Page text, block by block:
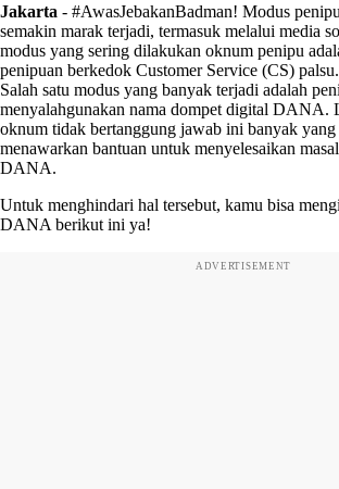
Jakarta - #AwasJebakanBadman! Modus
semakin marak terjadi, termasuk melalui media
modus yang sering dilakukan oknum penipu
penipuan berkedok Customer Service (CS) palsu.
Salah satu modus yang banyak terjadi adalah
menyalahgunakan nama dompet digital DANA.
oknum tidak bertanggung jawab ini banyak yang
menawarkan bantuan untuk menyelesaikan
DANA.
Untuk menghindari hal tersebut, kamu bisa
DANA berikut ini ya!
ADVERTISEMENT